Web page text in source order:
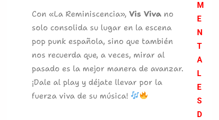
Con «La Reminiscencia», Vis Viva no
solo consolida su lugar en la escena
pop punk española, sino que también
nos recuerda que, a veces, mirar al
pasado es la mejor manera de avanzar.
¡Dale al play y déjate llevar por la
fuerza viva de su música!
M
E
N
T
A
L
E
S
D